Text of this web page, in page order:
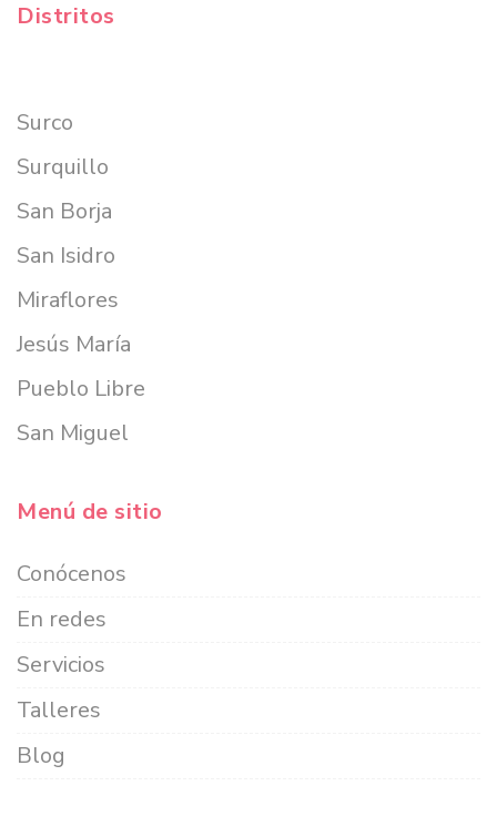
Distritos
Surco
Surquillo
San Borja
San Isidro
Miraflores
Jesús María
Pueblo Libre
San Miguel
Menú de sitio
Conócenos
En redes
Servicios
Talleres
Blog